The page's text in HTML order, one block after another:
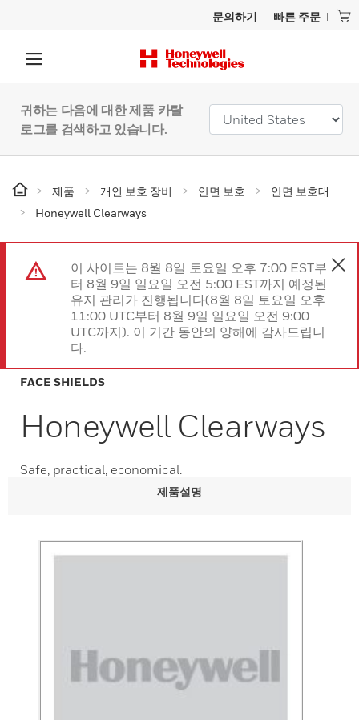
문의하기 빠른 주문
귀하는 다음에 대한 제품 카탈
로그를 검색하고 있습니다.
제품 개인 보호 장비 안면 보호
안면 보호대
Honeywell Clearways
이 사이트는 8월 8일 토요일 오후 7:00 EST부
터 8월 9일 일요일 오전 5:00 EST까지 예정된
유지 관리가 진행됩니다(8월 8일 토요일 오후
11:00 UTC부터 8월 9일 일요일 오전 9:00
UTC까지). 이 기간 동안의 양해에 감사드립니
다.
FACE SHIELDS
Honeywell Clearways
Safe, practical, economical.
제품설명